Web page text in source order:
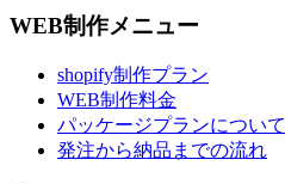
WEB制作メニュー
shopify制作プラン
WEB制作料金
パッケージプランについて
発注から納品までの流れ